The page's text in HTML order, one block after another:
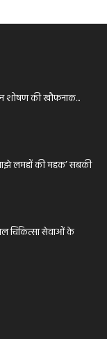
शोषण की खौफनाक...
लमहों की महक’ सबकी
चिकित्सा सेवाओं के